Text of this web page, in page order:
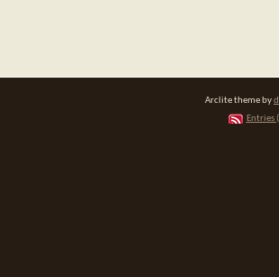
Arclite theme by
Entries